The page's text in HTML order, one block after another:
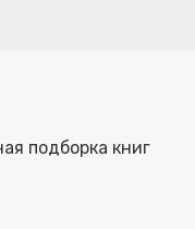
подборка книг